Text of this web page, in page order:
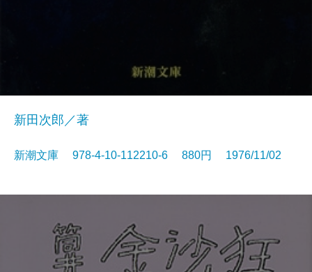
新田次郎／著
新潮文庫 978-4-10-112210-6 880円 1976/11/02